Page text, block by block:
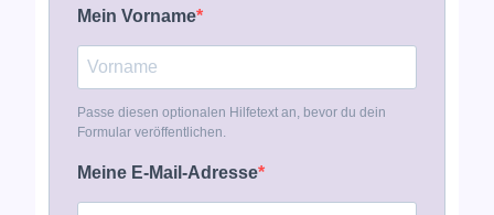
Mein Vorname
Passe diesen optionalen Hilfetext an, bevor du dein
Formular veröffentlichen.
Meine E-Mail-Adresse